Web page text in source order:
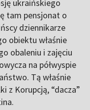
ukraińskiego
tam pensjonat o
dziennikarze
obiektu właśnie
obaleniu i zajęciu
na półwyspie
Tą właśnie
z Korupcją, “dacza”